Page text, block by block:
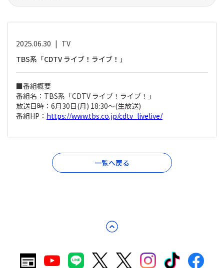
2025.06.30 | TV
TBS系「CDTV ライブ！ライブ！」
■番組概要
番組名：TBS系「CDTV ライブ！ライブ！」
放送日時：6月30日(月) 18:30～(生放送)
番組HP： https://www.tbs.co.jp/cdtv_livelive/
一覧へ戻る